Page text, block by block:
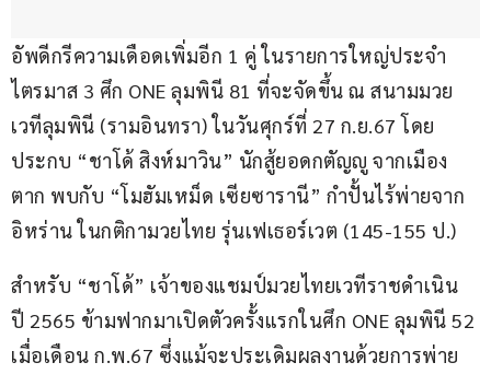
อัพดีกรีความเดือดเพิ่มอีก 1 คู่ ในรายการใหญ่ประจำ
ไตรมาส 3 ศึก ONE ลุมพินี 81 ที่จะจัดขึ้น ณ สนามมวย
เวทีลุมพินี (รามอินทรา) ในวันศุกร์ที่ 27 ก.ย.67 โดย
ประกบ “ชาโด้ สิงห์มาวิน” นักสู้ยอดกตัญญู จากเมือง
ตาก พบกับ “โมฮัมเหม็ด เซียซารานี” กำปั้นไร้พ่ายจาก
อิหร่าน ในกติกามวยไทย รุ่นเฟเธอร์เวต (145-155 ป.)
สำหรับ “ชาโด้” เจ้าของแชมป์มวยไทยเวทีราชดำเนิน
ปี 2565 ข้ามฟากมาเปิดตัวครั้งแรกในศึก ONE ลุมพินี 52
เมื่อเดือน ก.พ.67 ซึ่งแม้จะประเดิมผลงานด้วยการพ่าย